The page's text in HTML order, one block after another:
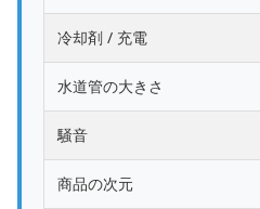
冷却剤 / 充電
水道管の大きさ
騒音
商品の次元